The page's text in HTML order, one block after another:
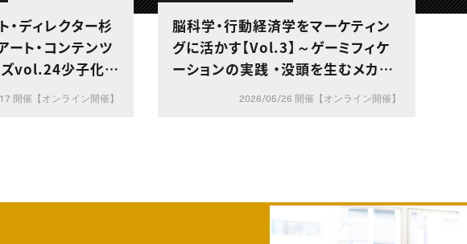
・ディレクター杉
ート・コンテンツ
ズvol.24少子化時
ント」ビジネス～
開催【オンライン開催】
脳科学・行動経済学をマーケティン
グに活かす【Vol.3】～ゲーミフィケ
ーションの実践 ・没頭を生むメカニ
ズムと「心理的報酬」～
2026/05/26 開催【オンライン開催】